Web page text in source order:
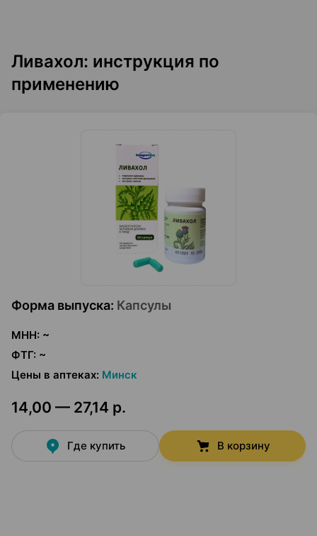
Ливахол: инструкция по
применению
Форма выпуска: Капсулы
МНН: ~
ФТГ: ~
Цены в аптеках: Минск
14,00 — 27,14 р.
Где купить В корзину